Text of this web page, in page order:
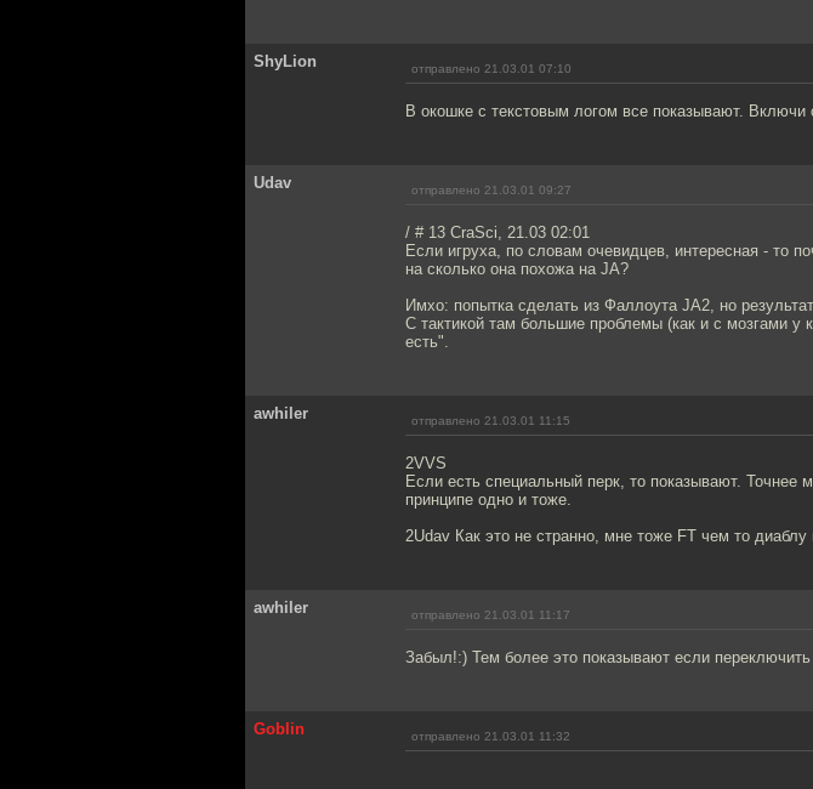
ShyLion отправлено 21.03.01 07:10
В окошке с текстовым логом все показывают. Включи
Udav отправлено 21.03.01 09:27
/ # 13 CraSci, 21.03 02:01
Если игруха, по словам очевидцев, интересная - то
на сколько она похожа на JA?
Имхо: попытка сделать из Фаллоута JA2, но
С тактикой там большие проблемы (как и с мозгами
есть".
awhiler отправлено 21.03.01 11:15
2VVS
Если есть специальный перк, то показывают. Точнее
принципе одно и тоже.
2Udav Как это не странно, мне тоже FT чем то диаблу
awhiler отправлено 21.03.01 11:17
Забыл!:) Тем более это показывают если
Goblin отправлено 21.03.01 11:32